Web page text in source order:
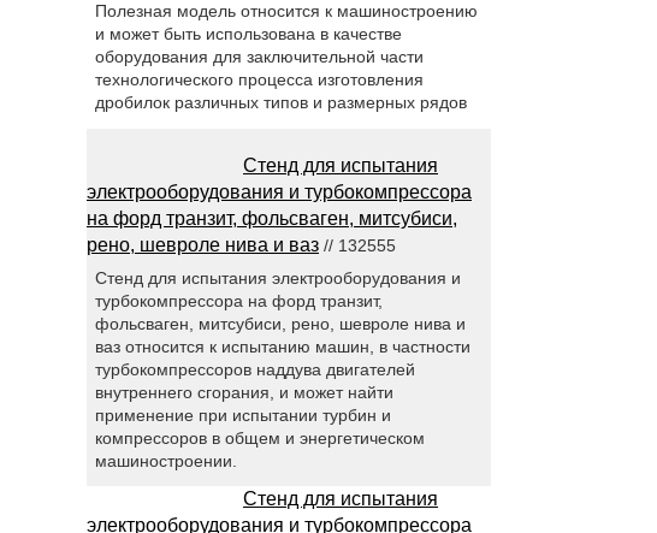
Полезная модель относится к машиностроению
и может быть использована в качестве
оборудования для заключительной части
технологического процесса изготовления
дробилок различных типов и размерных рядов
Стенд для испытания
электрооборудования и турбокомпрессора
на форд транзит, фольсваген, митсубиси,
рено, шевроле нива и ваз // 132555
Стенд для испытания электрооборудования и
турбокомпрессора на форд транзит,
фольсваген, митсубиси, рено, шевроле нива и
ваз относится к испытанию машин, в частности
турбокомпрессоров наддува двигателей
внутреннего сгорания, и может найти
применение при испытании турбин и
компрессоров в общем и энергетическом
машиностроении.
Стенд для испытания
электрооборудования и турбокомпрессора